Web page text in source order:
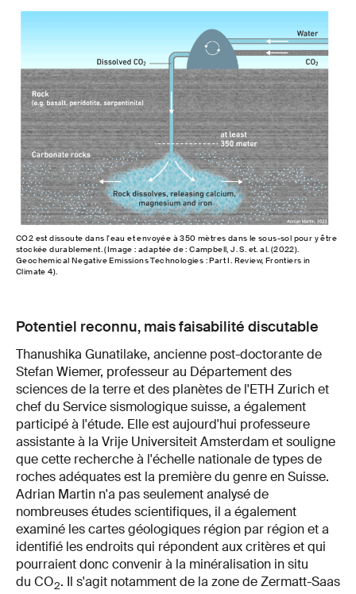
CO2 est dissoute dans l'eau et envoyée à 350 mètres dans le sous-sol pour y être
stockée durablement. (Image : adaptée de : Campbell, J. S. et. al. (2022).
Geochemical Negative Emissions Technologies : Part I. Review, Frontiers in
Climate 4).
Potentiel reconnu, mais faisabilité discutable
Thanushika Gunatilake, ancienne post-doctorante de
Stefan Wiemer, professeur au Département des
sciences de la terre et des planètes de l'ETH Zurich et
chef du Service sismologique suisse, a également
participé à l'étude. Elle est aujourd'hui professeure
assistante à la Vrije Universiteit Amsterdam et souligne
que cette recherche à l'échelle nationale de types de
roches adéquates est la première du genre en Suisse.
Adrian Martin n'a pas seulement analysé de
nombreuses études scientifiques, il a également
examiné les cartes géologiques région par région et a
identifié les endroits qui répondent aux critères et qui
pourraient donc convenir à la minéralisation in situ
du CO2. Il s'agit notamment de la zone de Zermatt-Saas